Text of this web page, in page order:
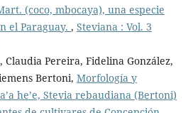
(coco, mbocaya), una especie
el Paraguay. , Steviana : Vol. 3
Claudia Pereira, Fidelina González,
Bertoni, Morfología y
he’e, Stevia rebaudiana (Bertoni)